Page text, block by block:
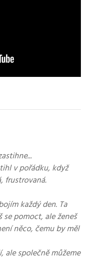
v pořádku, když
frustrovaná.
každý den. Ta
pomoct, ale ženeš
něco, čemu by měl
ale společně můžeme